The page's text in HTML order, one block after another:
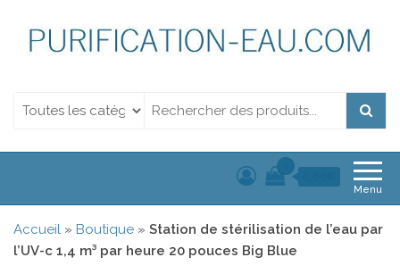
Purification de l'eau.
Filtration et
Désinfection Uv
Menu
Accueil » Boutique » Station de stérilisation de l’eau par
l’UV-c 1,4 m³ par heure 20 pouces Big Blue